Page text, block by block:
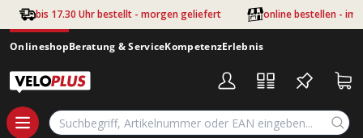
Zum Hauptinhalt springen
bis 17.30 Uhr bestellt - morgen geliefert online bestellen - im
OnlineshopBeratung & ServiceKompetenzErlebnis